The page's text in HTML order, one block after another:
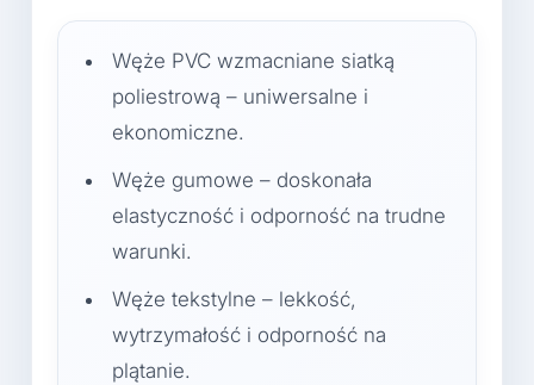
Węże PVC wzmacniane siatką
poliestrową – uniwersalne i
ekonomiczne.
Węże gumowe – doskonała
elastyczność i odporność na trudne
warunki.
Węże tekstylne – lekkość,
wytrzymałość i odporność na
plątanie.